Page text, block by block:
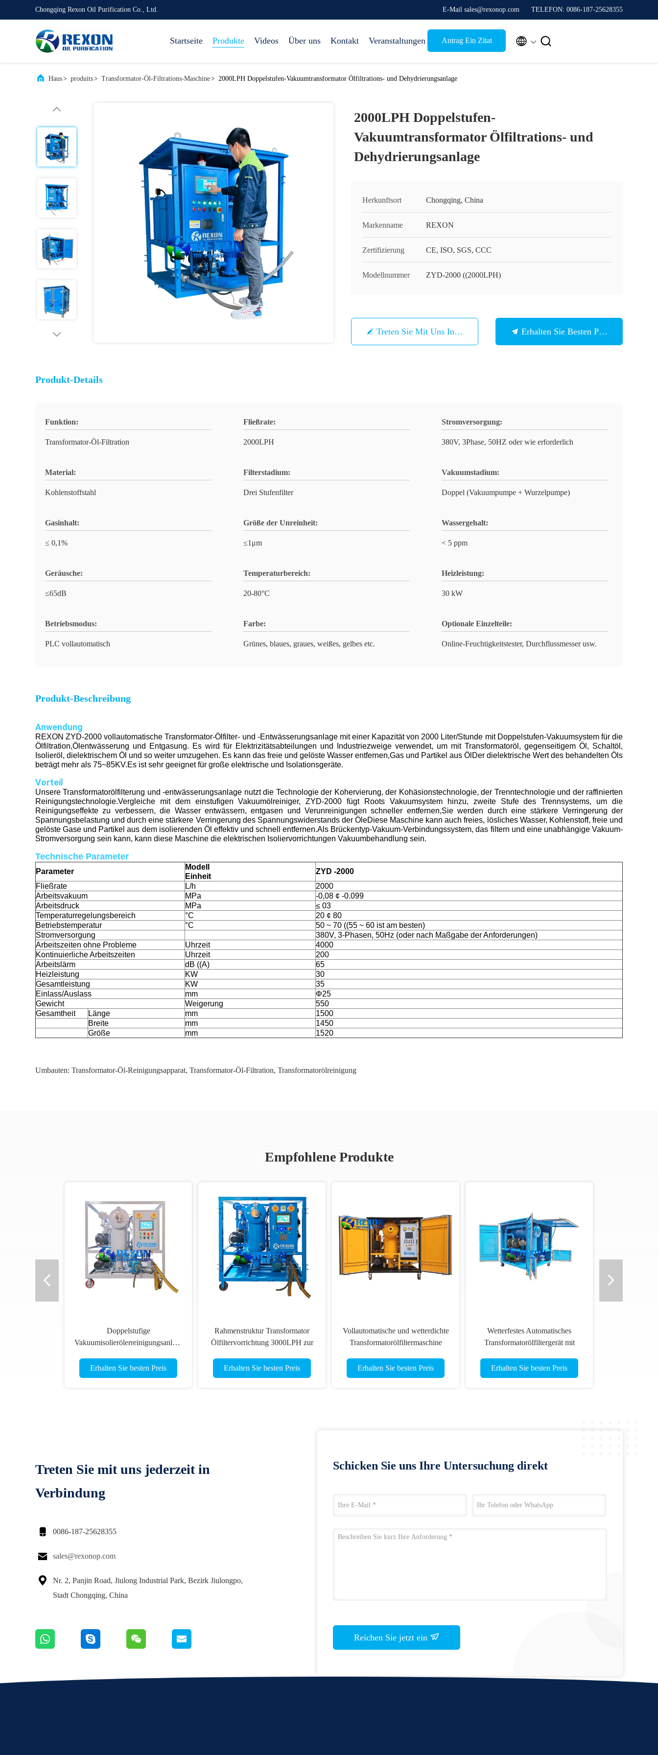
Chongqing Rexon Oil Purification Co., Ltd. E-Mail sales@rexonop.com TELEFON: 0086-187-25628355
Startseite Produkte Videos Über uns Kontakt Veranstaltungen Antrag Ein Zitat  
Haus> produits> Transformator-Öl-Filtrations-Maschine> 2000LPH Doppelstufen-Vakuumtransformator Ölfiltrations- und Dehydrierungsanlage
2000LPH Doppelstufen-
Vakuumtransformator Ölfiltrations- und
Dehydrierungsanlage
Herkunftsort Chongqing, China
Markenname REXON
Zertifizierung CE, ISO, SGS, CCC
Modellnummer ZYD-2000 ((2000LPH)
Treten Sie Mit Uns In Verbindung Erhalten Sie Besten Preis
Produkt-Details
Funktion:
Transformator-Öl-Filtration
Fließrate:
2000LPH
Stromversorgung:
380V, 3Phase, 50HZ oder wie erforderlich
Material:
Kohlenstoffstahl
Filterstadium:
Drei Stufenfilter
Vakuumstadium:
Doppel (Vakuumpumpe + Wurzelpumpe)
Gasinhalt:
≤ 0,1%
Größe der Unreinheit:
≤1μm
Wassergehalt:
< 5 ppm
Geräusche:
≤65dB
Temperaturbereich:
20-80°C
Heizleistung:
30 kW
Betriebsmodus:
PLC vollautomatisch
Farbe:
Grünes, blaues, graues, weißes, gelbes etc.
Optionale Einzelteile:
Online-Feuchtigkeitstester, Durchflussmesser usw.
Produkt-Beschreibung
Anwendung
REXON ZYD-2000 vollautomatische Transformator-Ölfilter- und -Entwässerungsanlage mit einer Kapazität von 2000 Liter/Stunde mit Doppelstufen-Vakuumsystem für die
Ölfiltration,Ölentwässerung und Entgasung. Es wird für Elektrizitätsabteilungen und Industriezweige verwendet, um mit Transformatoröl, gegenseitigem Öl, Schaltöl,
Isolieröl, dielektrischem Öl und so weiter umzugehen. Es kann das freie und gelöste Wasser entfernen,Gas und Partikel aus ÖlDer dielektrische Wert des behandelten Öls
beträgt mehr als 75~85KV.Es ist sehr geeignet für große elektrische und Isolationsgeräte.
Vorteil
Unsere Transformatorölfilterung und -entwässerungsanlage nutzt die Technologie der Kohervierung, der Kohäsionstechnologie, der Trenntechnologie und der raffinierten
Reinigungstechnologie.Vergleiche mit dem einstufigen Vakuumölreiniger, ZYD-2000 fügt Roots Vakuumsystem hinzu, zweite Stufe des Trennsystems, um die
Reinigungseffekte zu verbessern, die Wasser entwässern, entgasen und Verunreinigungen schneller entfernen,Sie werden durch eine stärkere Verringerung der
Spannungsbelastung und durch eine stärkere Verringerung des Spannungswiderstands der ÖleDiese Maschine kann auch freies, lösliches Wasser, Kohlenstoff, freie und
gelöste Gase und Partikel aus dem isolierenden Öl effektiv und schnell entfernen.Als Brückentyp-Vakuum-Verbindungssystem, das filtern und eine unabhängige Vakuum-
Stromversorgung sein kann, kann diese Maschine die elektrischen Isoliervorrichtungen Vakuumbehandlung sein.
Technische Parameter
Parameter
Modell
Einheit
ZYD -2000
Fließrate
L/h
2000
Arbeitsvakuum
MPa
-0,08 ¢ -0.099
Arbeitsdruck
MPa
≤ 03
Temperaturregelungsbereich
°C
20 ¢ 80
Betriebstemperatur
°C
50 ~ 70 ((55 ~ 60 ist am besten)
Stromversorgung
380V, 3-Phasen, 50Hz (oder nach Maßgabe der Anforderungen)
Arbeitszeiten ohne Probleme
Uhrzeit
4000
Kontinuierliche Arbeitszeiten
Uhrzeit
200
Arbeitslärm
dB ((A)
65
Heizleistung
KW
30
Gesamtleistung
KW
35
Einlass/Auslass
mm
Φ25
Gewicht
Weigerung
550
Gesamtheit
Länge mm
1500
Breite
mm
1450
Größe
mm 1520
Umbauten: Transformator-Öl-Reinigungsapparat, Transformator-Öl-Filtration, Transformatorölreinigung
Empfohlene Produkte
Doppelstufige
Vakuumisolierölerreinigungsanlage
Erhalten Sie besten Preis
Rahmenstruktur Transformator
Ölfiltervorrichtung 3000LPH zur
Erhalten Sie besten Preis
Vollautomatische und wetterdichte
Transformatorölfiltermaschine
Erhalten Sie besten Preis
Wetterfestes Automatisches
Transformatorölfiltergerät mit
Erhalten Sie besten Preis
Treten Sie mit uns jederzeit in
Verbindung
 0086-187-25628355
 sales@rexonop.com

Nr. 2, Panjin Road, Jiulong Industrial Park, Bezirk Jiulongpo,
Stadt Chongqing, China
Schicken Sie uns Ihre Untersuchung direkt
Reichen Sie jetzt ein